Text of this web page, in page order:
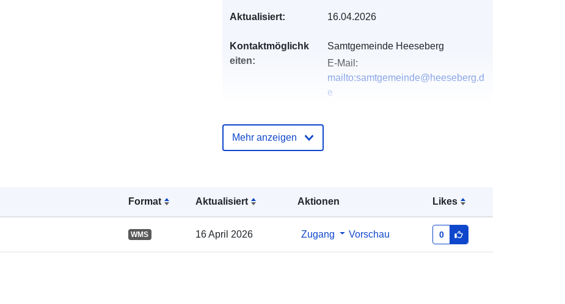
Format Aktualisiert Aktionen Likes
WMS 16 April 2026 Zugang Vorschau 0
Aktualisiert: 16.04.2026
Kontaktmöglichk
eiten:
Samtgemeinde Heeseberg
E-Mail:
mailto:samtgemeinde@heeseberg.d
e
Verzeichnis der
Kataloge:
Zu data.europa.eu hinzugefügt: 02
May 2026
Aktualisiert auf data.europa.eu:
Mehr anzeigen